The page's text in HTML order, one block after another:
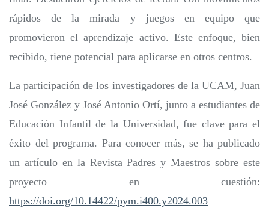
rápidos de la mirada y juegos en equipo que
promovieron el aprendizaje activo. Este enfoque, bien
recibido, tiene potencial para aplicarse en otros centros.
La participación de los investigadores de la UCAM, Juan
José González y José Antonio Ortí, junto a estudiantes de
Educación Infantil de la Universidad, fue clave para el
éxito del programa. Para conocer más, se ha publicado
un artículo en la Revista Padres y Maestros sobre este
proyecto en cuestión:
https://doi.org/10.14422/pym.i400.y2024.003